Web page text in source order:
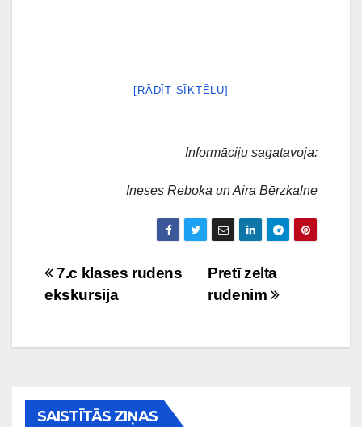
[RĀDĪT SĪKTĒLU]
Informāciju sagatavoja:
Ineses Reboka un Aira Bērzkalne
Ziņu
izvēlne
Pretī zelta
rudenim
7.c klases rudens
ekskursija
SAISTĪTĀS ZIŅAS